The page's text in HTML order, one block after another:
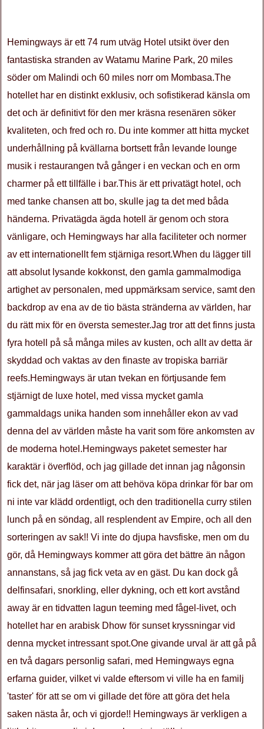
Hemingways är ett 74 rum utväg Hotel utsikt över den
fantastiska stranden av Watamu Marine Park, 20 miles
söder om Malindi och 60 miles norr om Mombasa.The
hotellet har en distinkt exklusiv, och sofistikerad känsla om
det och är definitivt för den mer kräsna resenären söker
kvaliteten, och fred och ro. Du inte kommer att hitta mycket
underhållning på kvällarna bortsett från levande lounge
musik i restaurangen två gånger i en veckan och en orm
charmer på ett tillfälle i bar.This är ett privatägt hotel, och
med tanke chansen att bo, skulle jag ta det med båda
händerna. Privatägda ägda hotell är genom och stora
vänligare, och Hemingways har alla faciliteter och normer
av ett internationellt fem stjärniga resort.When du lägger till
att absolut lysande kokkonst, den gamla gammalmodiga
artighet av personalen, med uppmärksam service, samt den
backdrop av ena av de tio bästa stränderna av världen, har
du rätt mix för en översta semester.Jag tror att det finns justa
fyra hotell på så många miles av kusten, och allt av detta är
skyddad och vaktas av den finaste av tropiska barriär
reefs.Hemingways är utan tvekan en förtjusande fem
stjärnigt de luxe hotel, med vissa mycket gamla
gammaldags unika handen som innehåller ekon av vad
denna del av världen måste ha varit som före ankomsten av
de moderna hotel.Hemingways paketet semester har
karaktär i överflöd, och jag gillade det innan jag någonsin
fick det, när jag läser om att behöva köpa drinkar för bar om
ni inte var klädd ordentligt, och den traditionella curry stilen
lunch på en söndag, all resplendent av Empire, och all den
sorteringen av sak!! Vi inte do djupa havsfiske, men om du
gör, då Hemingways kommer att göra det bättre än någon
annanstans, så jag fick veta av en gäst. Du kan dock gå
delfinsafari, snorkling, eller dykning, och ett kort avstånd
away är en tidvatten lagun teeming med fågel-livet, och
hotellet har en arabisk Dhow för sunset kryssningar vid
denna mycket intressant spot.One givande urval är att gå på
en två dagars personlig safari, med Hemingways egna
erfarna guider, vilket vi valde eftersom vi ville ha en familj
'taster' för att se om vi gillade det före att göra det hela
saken nästa år, och vi gjorde!! Hemingways är verkligen a